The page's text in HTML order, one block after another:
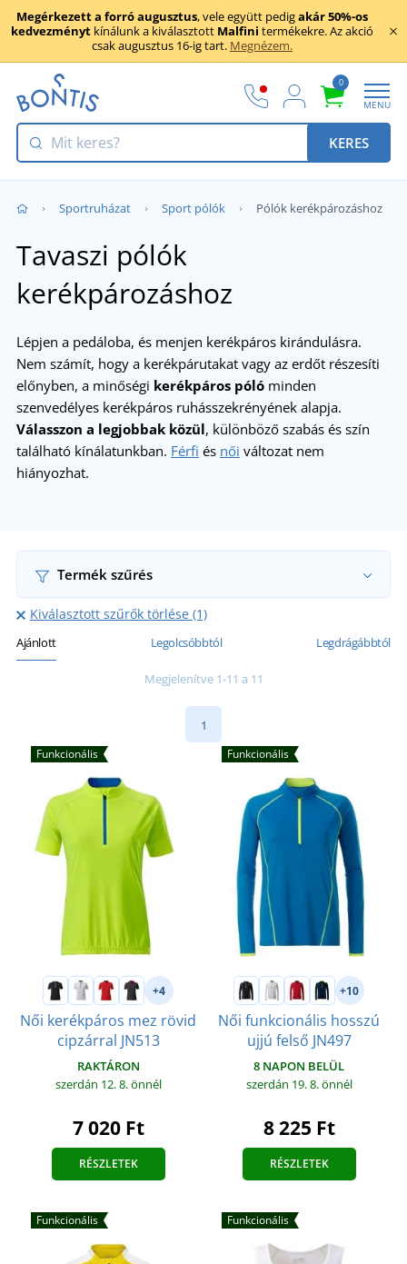
Megérkezett a forró augusztus, vele együtt pedigakár 50%-os
kedvezményt kínálunk a kiválasztott Malfini termékekre. Az akció
csak augusztus 16-ig tart. Megnézem.
0
MENU
KERES
Sportruházat Sport pólók Pólók kerékpározáshoz
Tavaszi pólók
kerékpározáshoz
Lépjen a pedáloba, és menjen kerékpáros kirándulásra.
Nem számít, hogy a kerékpárutakat vagy az erdőt részesíti
előnyben, a minőségi kerékpáros póló minden
szenvedélyes kerékpáros ruhásszekrényének alapja.
Válasszon a legjobbak közül, különböző szabás és szín
található kínálatunkban. Férfi és női változat nem
hiányozhat.
Termék szűrés
Kiválasztott szűrők törlése (1)
Ajánlott Legolcsóbbtól Legdrágábbtól
Megjelenítve 1-11 a 11
1
Funkcionális
+4
Női kerékpáros mez rövid
cipzárral JN513
RAKTÁRON
szerdán 12. 8.önnél
7 020 Ft
RÉSZLETEK
Funkcionális
+10
Női funkcionális hosszú
ujjú felső JN497
8 NAPON BELÜL
szerdán 19. 8.önnél
8 225 Ft
RÉSZLETEK
Funkcionális Funkcionális